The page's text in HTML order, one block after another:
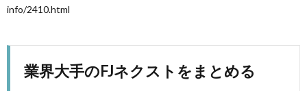
info/2410.html
業界大手のFJネクストをまとめる